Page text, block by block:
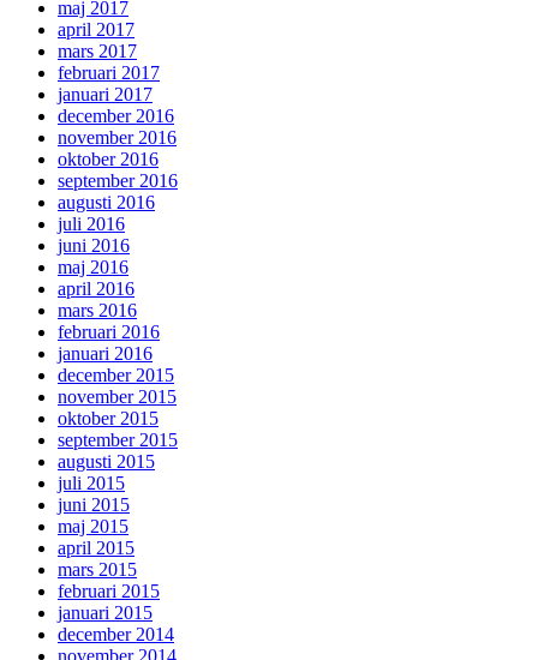
maj 2017
april 2017
mars 2017
februari 2017
januari 2017
december 2016
november 2016
oktober 2016
september 2016
augusti 2016
juli 2016
juni 2016
maj 2016
april 2016
mars 2016
februari 2016
januari 2016
december 2015
november 2015
oktober 2015
september 2015
augusti 2015
juli 2015
juni 2015
maj 2015
april 2015
mars 2015
februari 2015
januari 2015
december 2014